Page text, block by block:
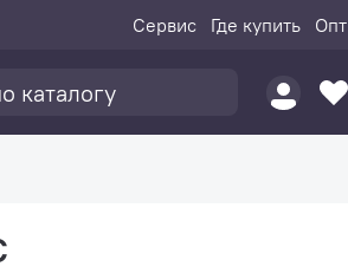
Сервис Где купить Опт